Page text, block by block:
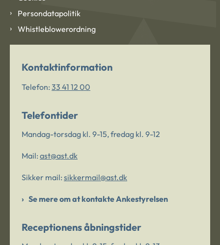
Persondatapolitik
Whistleblowerordning
Kontaktinformation
Telefon: 33 41 12 00
Telefontider
Mandag-torsdag kl. 9-15, fredag kl. 9-12
Mail: ast@ast.dk
Sikker mail: sikkermail@ast.dk
Se mere om at kontakte Ankestyrelsen
Receptionens åbningstider